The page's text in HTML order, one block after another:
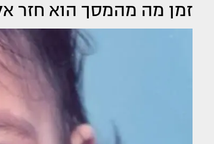
זמן מה מהמסך הוא חזר